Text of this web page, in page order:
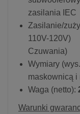
zasilania IEC
Zasilanie/
110V-
Czuwania)
Wymiary
maskownicą i
Waga (netto):
Warunki